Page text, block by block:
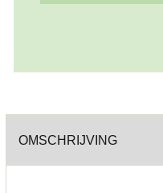
OMSCHRIJVING